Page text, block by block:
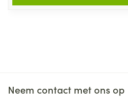
Neem contact met ons op